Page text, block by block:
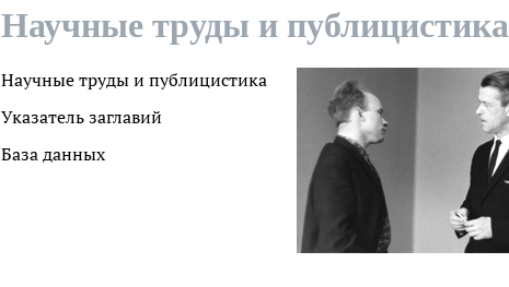
Научные труды и публицистика
Научные труды и публицистика
Указатель заглавий
База данных